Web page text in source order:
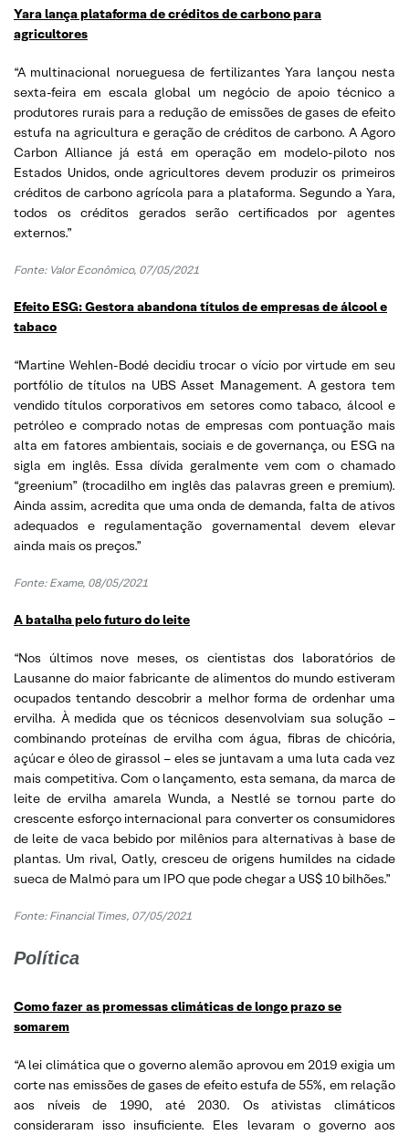
Yara lança plataforma de créditos de carbono para
agricultores
“A multinacional norueguesa de fertilizantes Yara lançou nesta
sexta-feira em escala global um negócio de apoio técnico a
produtores rurais para a redução de emissões de gases de efeito
estufa na agricultura e geração de créditos de carbono. A Agoro
Carbon Alliance já está em operação em modelo-piloto nos
Estados Unidos, onde agricultores devem produzir os primeiros
créditos de carbono agrícola para a plataforma. Segundo a Yara,
todos os créditos gerados serão certificados por agentes
externos.”
Fonte: Valor Econômico, 07/05/2021
Efeito ESG: Gestora abandona títulos de empresas de álcool e
tabaco
“Martine Wehlen-Bodé decidiu trocar o vício por virtude em seu
portfólio de títulos na UBS Asset Management. A gestora tem
vendido títulos corporativos em setores como tabaco, álcool e
petróleo e comprado notas de empresas com pontuação mais
alta em fatores ambientais, sociais e de governança, ou ESG na
sigla em inglês. Essa dívida geralmente vem com o chamado
“greenium” (trocadilho em inglês das palavras green e premium).
Ainda assim, acredita que uma onda de demanda, falta de ativos
adequados e regulamentação governamental devem elevar
ainda mais os preços.”
Fonte: Exame, 08/05/2021
A batalha pelo futuro do leite
“Nos últimos nove meses, os cientistas dos laboratórios de
Lausanne do maior fabricante de alimentos do mundo estiveram
ocupados tentando descobrir a melhor forma de ordenhar uma
ervilha. À medida que os técnicos desenvolviam sua solução –
combinando proteínas de ervilha com água, fibras de chicória,
açúcar e óleo de girassol – eles se juntavam a uma luta cada vez
mais competitiva. Com o lançamento, esta semana, da marca de
leite de ervilha amarela Wunda, a Nestlé se tornou parte do
crescente esforço internacional para converter os consumidores
de leite de vaca bebido por milênios para alternativas à base de
plantas. Um rival, Oatly, cresceu de origens humildes na cidade
sueca de Malmö para um IPO que pode chegar a US$ 10 bilhões.”
Fonte: Financial Times, 07/05/2021
Política
Como fazer as promessas climáticas de longo prazo se
somarem
“A lei climática que o governo alemão aprovou em 2019 exigia um
corte nas emissões de gases de efeito estufa de 55%, em relação
aos níveis de 1990, até 2030. Os ativistas climáticos
consideraram isso insuficiente. Eles levaram o governo aos